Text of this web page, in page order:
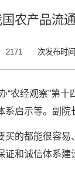
农产品流
2171 次发布时
农经观察”第
启示等。副
的都能很容
和诚信体系建